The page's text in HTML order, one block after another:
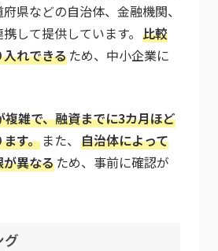
県などの自治体、金融機関、
して提供しています。 比較
れできるため、中小企業に
複雑で、融資までに3カ月ほど
す。 また、 自治体によって
異なるため、事前に確認が
グ